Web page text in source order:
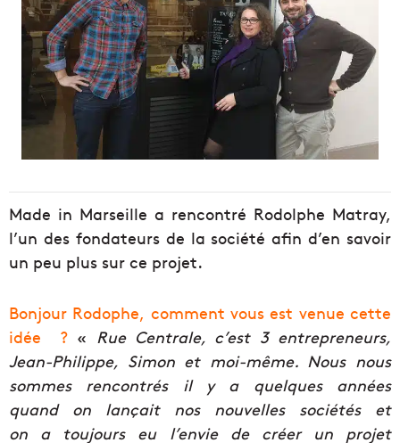
Made in Marseille a rencontré Rodolphe Matray,
l’un des fondateurs de la société afin d’en savoir
un peu plus sur ce projet.
Bonjour Rodophe, comment vous est venue cette
idée ?« Rue Centrale, c’est 3 entrepreneurs,
Jean-Philippe, Simon et moi-même. Nous nous
sommes rencontrés il y a quelques années
quand on lançait nos nouvelles sociétés et
on a toujours eu l’envie de créer un projet